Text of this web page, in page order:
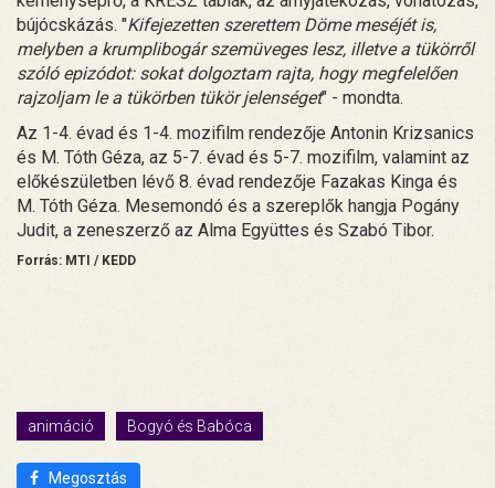
bújócskázás. "Kifejezetten szerettem Döme meséjét is,
melyben a krumplibogár szemüveges lesz, illetve a tükörről
szóló epizódot: sokat dolgoztam rajta, hogy megfelelően
rajzoljam le a tükörben tükör jelenséget" - mondta.
Az 1-4. évad és 1-4. mozifilm rendezője Antonin Krizsanics
és M. Tóth Géza, az 5-7. évad és 5-7. mozifilm, valamint az
előkészületben lévő 8. évad rendezője Fazakas Kinga és
M. Tóth Géza. Mesemondó és a szereplők hangja Pogány
Judit, a zeneszerző az Alma Együttes és Szabó Tibor.
Forrás: MTI / KEDD
animáció Bogyó és Babóca
Megosztás